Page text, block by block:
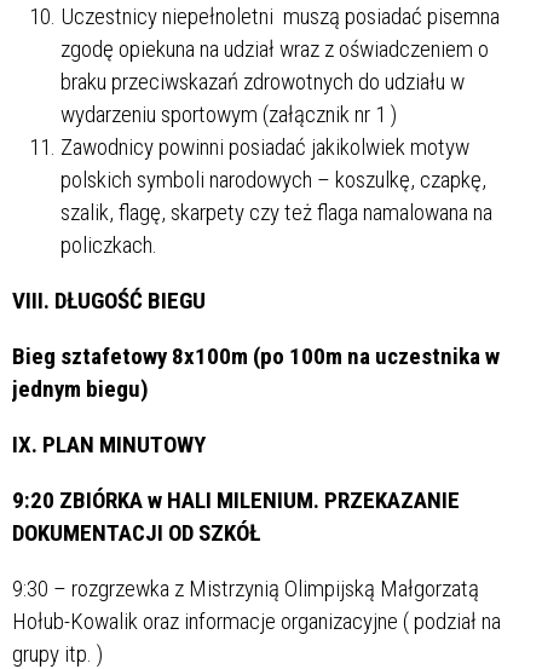
Uczestnicy niepełnoletni muszą posiadać pisemna
zgodę opiekuna na udział wraz z oświadczeniem o
braku przeciwskazań zdrowotnych do udziału w
wydarzeniu sportowym (załącznik nr 1 )
Zawodnicy powinni posiadać jakikolwiek motyw
polskich symboli narodowych – koszulkę, czapkę,
szalik, flagę, skarpety czy też flaga namalowana na
policzkach.
VIII. DŁUGOŚĆ BIEGU
Bieg sztafetowy 8x100m (po 100m na uczestnika w
jednym biegu)
IX. PLAN MINUTOWY
9:20 ZBIÓRKA w HALI MILENIUM. PRZEKAZANIE
DOKUMENTACJI OD SZKÓŁ
9:30 – rozgrzewka z Mistrzynią Olimpijską Małgorzatą
Hołub-Kowalik oraz informacje organizacyjne ( podział na
grupy itp. )